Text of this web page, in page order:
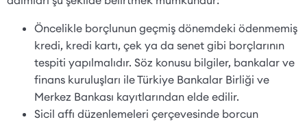
Öncelikle borçlunun geçmiş dönemdeki ödenmemiş
kredi, kredi kartı, çek ya da senet gibi borçlarının
tespiti yapılmalıdır. Söz konusu bilgiler, bankalar ve
finans kuruluşları ile Türkiye Bankalar Birliği ve
Merkez Bankası kayıtlarından elde edilir.
Sicil affı düzenlemeleri çerçevesinde borcun